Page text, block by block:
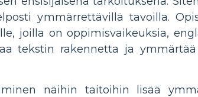
ymmärrettävillä tavoilla.
joilla on oppimisvaikeuksia,
tekstin rakennetta ja
näihin taitoihin lisää